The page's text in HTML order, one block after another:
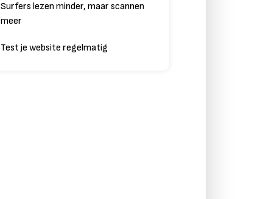
Surfers lezen minder, maar scannen
meer
Test je website regelmatig